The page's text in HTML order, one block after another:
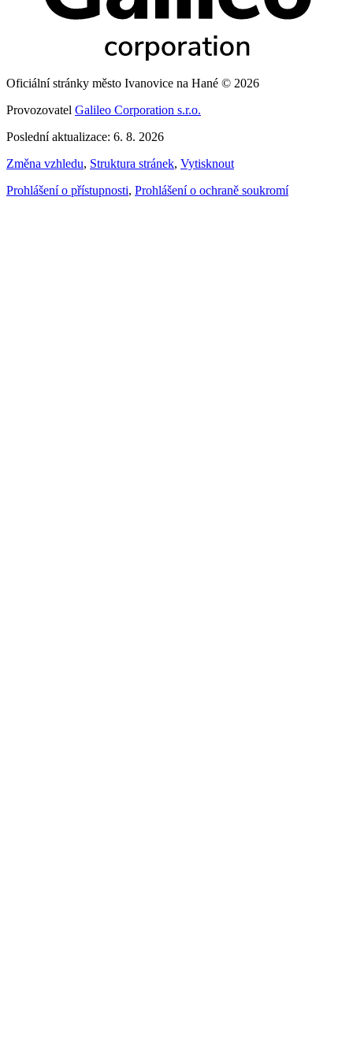
Oficiální stránky město Ivanovice na Hané © 2026
Provozovatel Galileo Corporation s.r.o.
Poslední aktualizace: 6. 8. 2026
Změna vzhledu, Struktura stránek, Vytisknout
Prohlášení o přístupnosti, Prohlášení o ochraně soukromí